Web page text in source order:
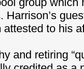
Harrison’s
attested to his
and retiring